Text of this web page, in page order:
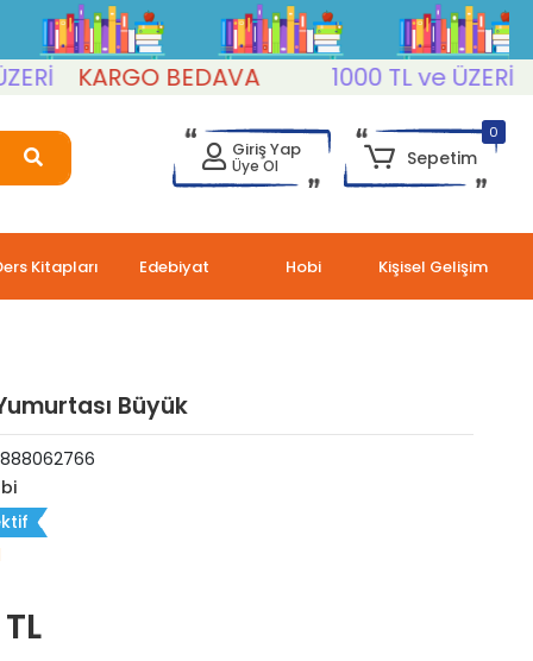
KARGO BEDAVA 1000 TL ve ÜZERİ
Giriş Yap
Üye Ol
0
Sepetim
Kitapları Edebiyat Hobi Kişisel Gelişim
Büyük